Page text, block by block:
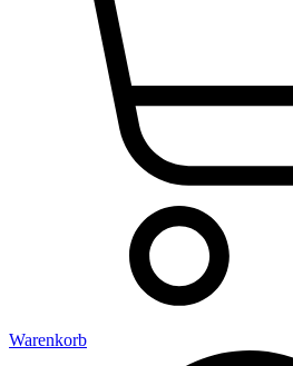
Warenkorb